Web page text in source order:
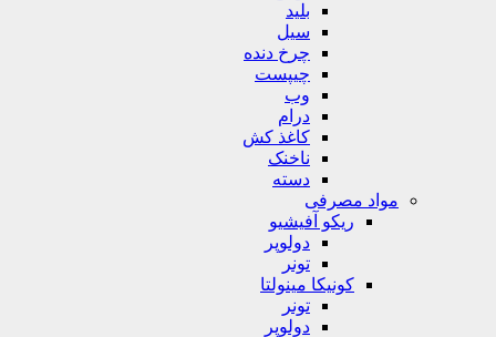
بلید
سیل
چرخ دنده
چیپست
وب
درام
کاغذ کش
ناخنک
دسته
مواد مصرفی
ریکو آفیشیو
دولوپر
تونر
کونیکا مینولتا
تونر
دولوپر